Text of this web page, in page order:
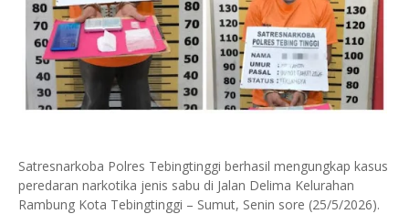
Satresnarkoba Polres Tebingtinggi berhasil mengungkap kasus
peredaran narkotika jenis sabu di Jalan Delima Kelurahan
Rambung Kota Tebingtinggi – Sumut, Senin sore (25/5/2026).